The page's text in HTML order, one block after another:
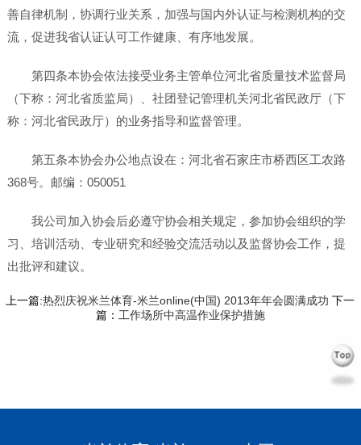
善自律机制，协调行业关系，加强与国内外认证与检测机构的交
流，促进我省认证认可工作健康、有序地发展。
第四条本协会依法接受业务主管单位河北省质量技术监督局
（下称：河北省质监局）、社团登记管理机关河北省民政厅（下
称：河北省民政厅）的业务指导和监督管理。
第五条本协会办公地点设在：河北省石家庄市桥西区工农路
368号。邮编：050051
我公司加入协会后必遵守协会相关规定，参加协会组织的学
习、培训活动、专业研究和经验交流活动以及监督协会工作，提
出批评和建议。
上一篇:热烈庆祝米兰体育-米兰online(中国) 2013年年会圆满成功 下一
篇： 工作场所中高温作业保护措施